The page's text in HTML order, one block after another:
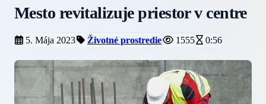
Mesto revitalizuje priestor v centre
5. Mája 2023 Životné prostredie 1555 0:56